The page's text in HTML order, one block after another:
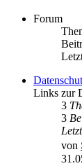
Forum
Links zur
3
3
von